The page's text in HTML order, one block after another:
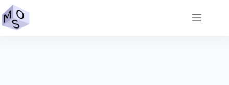
Przejdź
do
treści